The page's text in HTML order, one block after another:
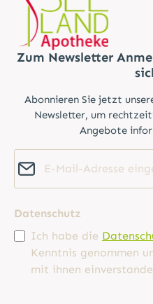
Zum Newsletter
Abonnieren Sie jetzt
Newsletter, um
Angebote
Datenschutz
Ich habe die
Kenntnis genommen
mit ihnen